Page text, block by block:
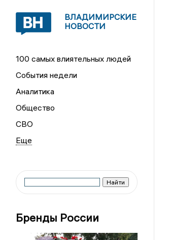
ВЛАДИМИРСКИЕ
НОВОСТИ
100 самых влиятельных людей
События недели
Аналитика
Общество
СВО
Бренды России